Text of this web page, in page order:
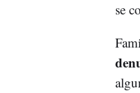
se